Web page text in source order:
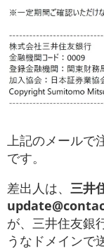
上記のメールで
です。
差出人は、 三井
が、三井住友銀
うなドメインで